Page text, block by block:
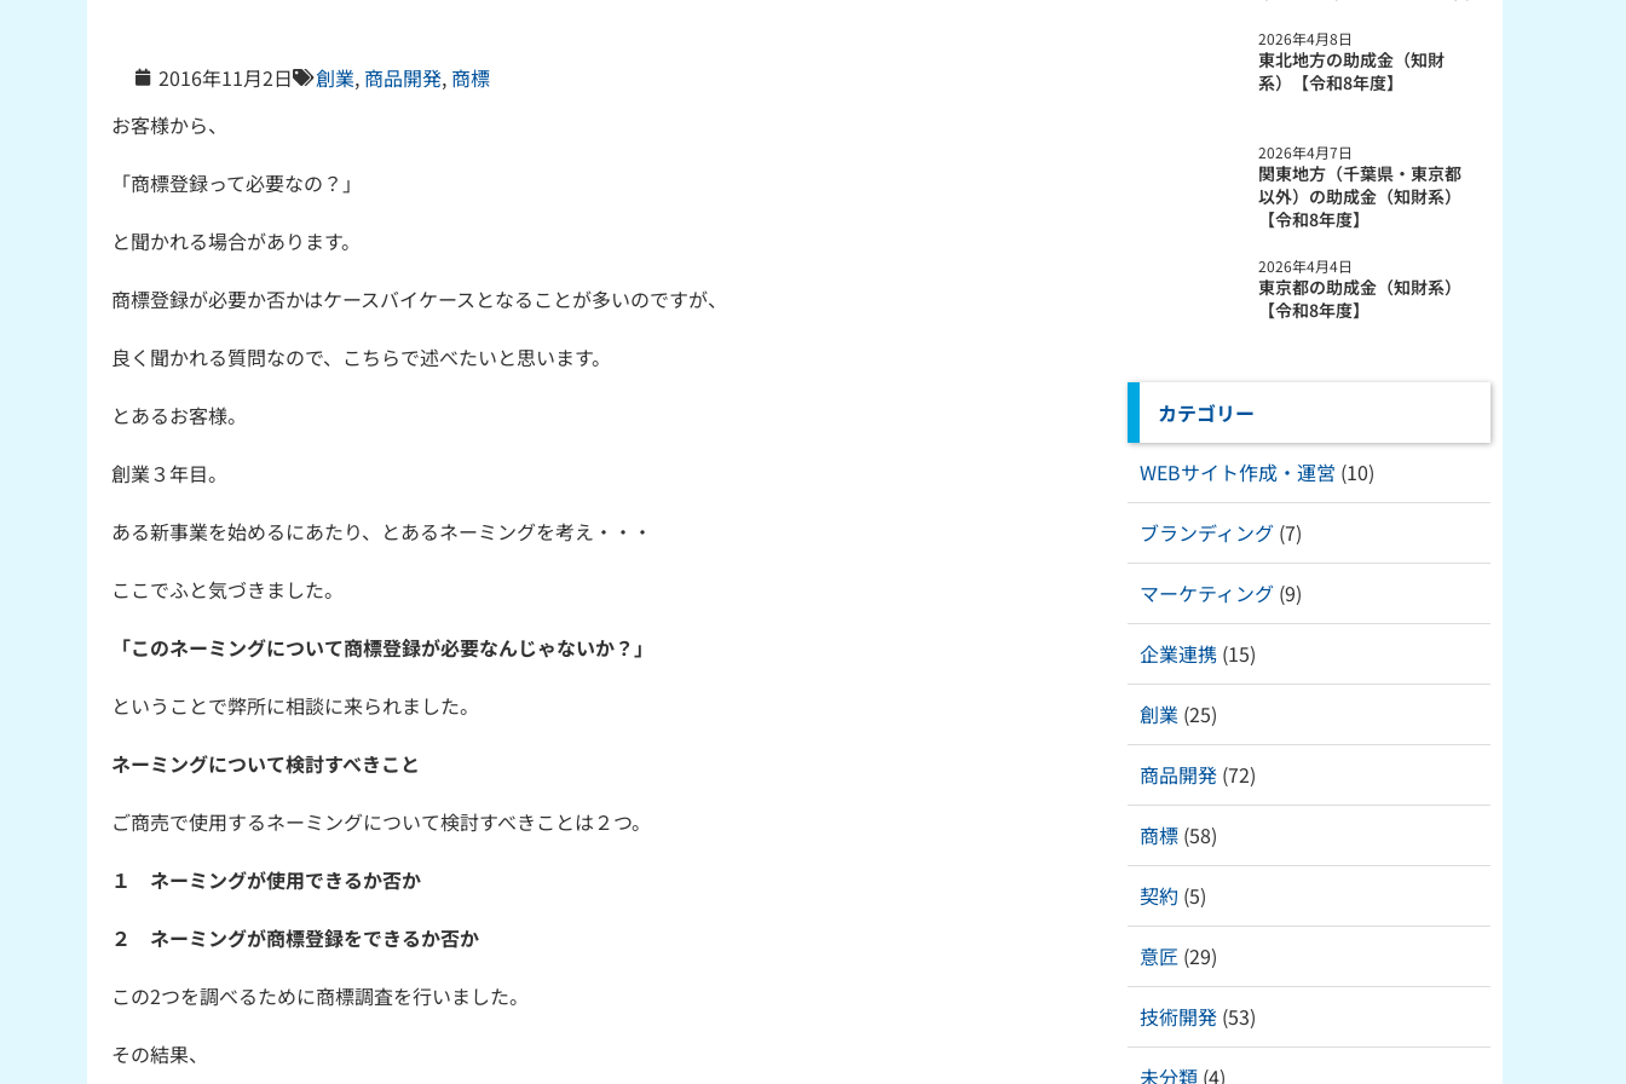
2016年11月2日 創業, 商品開発, 商標
お客様から、
「商標登録って必要なの？」
と聞かれる場合があります。
商標登録が必要か否かはケースバイケースとなることが多いのですが、
良く聞かれる質問なので、こちらで述べたいと思います。
とあるお客様。
創業３年目。
ある新事業を始めるにあたり、とあるネーミングを考え・・・
ここでふと気づきました。
「このネーミングについて商標登録が必要なんじゃないか？」
ということで弊所に相談に来られました。
ネーミングについて検討すべきこと
ご商売で使用するネーミングについて検討すべきことは２つ。
１ ネーミングが使用できるか否か
２ ネーミングが商標登録をできるか否か
この2つを調べるために商標調査を行いました。
その結果、
2026年4月8日
東北地方の助成金（知財
系）【令和8年度】
2026年4月7日
関東地方（千葉県・東京都
以外）の助成金（知財系）
【令和8年度】
2026年4月4日
東京都の助成金（知財系）
【令和8年度】
カテゴリー
WEBサイト作成・運営 (10)
ブランディング (7)
マーケティング (9)
企業連携 (15)
創業 (25)
商品開発 (72)
商標 (58)
契約 (5)
意匠 (29)
技術開発 (53)
未分類 (4)